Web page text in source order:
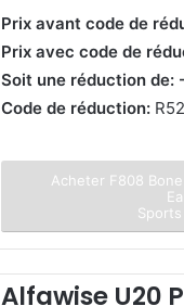
Prix avant code de
Prix avec code de
Soit une réduction de:
Code de réduction:
Acheter F808
Alfawise U20